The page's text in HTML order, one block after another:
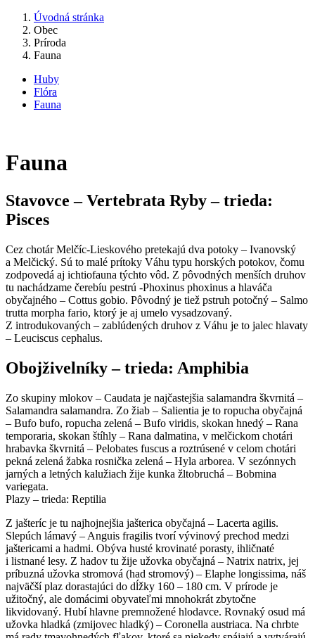
Úvodná stránka
Obec
Príroda
Fauna
Huby
Flóra
Fauna
Fauna
Stavovce – Vertebrata Ryby – trieda:
Pisces
Cez chotár Melčíc-Lieskového pretekajú dva potoky – Ivanovský
a Melčický. Sú to malé prítoky Váhu typu horských potokov, čomu
zodpovedá aj ichtiofauna týchto vôd. Z pôvodných menších druhov
tu nachádzame čerebíu pestrú -Phoxinus phoxinus a hlaváča
obyčajného – Cottus gobio. Pôvodný je tiež pstruh potočný – Salmo
trutta morpha fario, ktorý je aj umelo vysadzovaný.
Z introdukovaných – zablúdených druhov z Váhu je to jalec hlavaty
– Leuciscus cephalus.
Obojživelníky – trieda: Amphibia
Zo skupiny mlokov – Caudata je najčastejšia salamandra škvrnitá –
Salamandra salamandra. Zo žiab – Salientia je to ropucha obyčajná
– Bufo bufo, ropucha zelená – Bufo viridis, skokan hnedý – Rana
temporaria, skokan štíhly – Rana dalmatina, v melčickom chotári
hrabavka škvrnitá – Pelobates fuscus a roztrúsené v celom chotári
pekná zelená žabka rosnička zelená – Hyla arborea. V sezónnych
jarných a letných kalužiach žije kunka žltobruchá – Bobmina
variegata.
Plazy – trieda: Reptilia
Z jašteríc je tu najhojnejšia jašterica obyčajná – Lacerta agilis.
Slepúch lámavý – Anguis fragilis tvorí vývinový prechod medzi
jaštericami a hadmi. Obýva husté krovinaté porasty, ihličnaté
i listnané lesy. Z hadov tu žije užovka obyčajná – Natrix natrix, jej
príbuzná užovka stromová (had stromový) – Elaphe longissima, náš
najväčší plaz dorastajúci do dĺžky 160 – 180 cm. V prírode je
užitočný, ale domácimi obyvateľmi mnohokrát zbytočne
likvidovaný. Hubí hlavne premnožené hlodavce. Rovnaký osud má
užovka hladká (zmijovec hladký) – Coronella austriaca. Na chrbte